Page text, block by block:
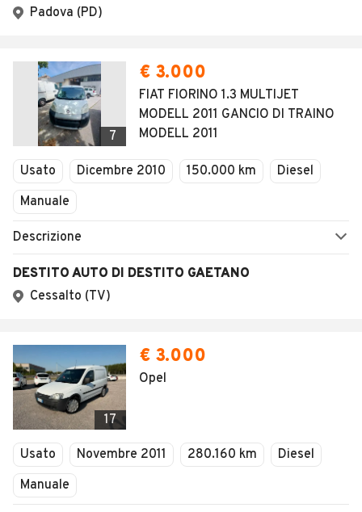
Padova (PD)
7
€ 3.000
FIAT FIORINO 1.3 MULTIJET
MODELL 2011 GANCIO DI TRAINO
MODELL 2011
Usato Dicembre 2010 150.000 km
Diesel
Manuale
Descrizione
DESTITO AUTO DI DESTITO GAETANO
Cessalto (TV)
17
€ 3.000
Opel
Usato Novembre 2011 280.160 km
Diesel
Manuale